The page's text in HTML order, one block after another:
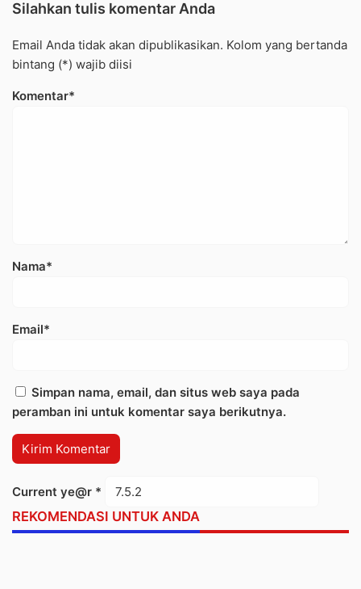
Silahkan tulis komentar Anda
Email Anda tidak akan dipublikasikan. Kolom yang bertanda
bintang (*) wajib diisi
Komentar*
Nama*
Email*
Simpan nama, email, dan situs web saya pada
peramban ini untuk komentar saya berikutnya.
Current ye@r *
REKOMENDASI UNTUK ANDA